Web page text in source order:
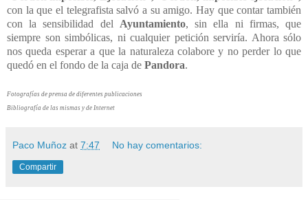
con la que el telegrafista salvó a su amigo. Hay que contar también
con la sensibilidad del Ayuntamiento, sin ella ni firmas, que
siempre son simbólicas, ni cualquier petición serviría. Ahora sólo
nos queda esperar a que la naturaleza colabore y no perder lo que
quedó en el fondo de la caja de Pandora.
Fotografías de prensa de diferentes publicaciones
Bibliografía de las mismas y de Internet
Paco Muñoz at 7:47 No hay comentarios:
Compartir